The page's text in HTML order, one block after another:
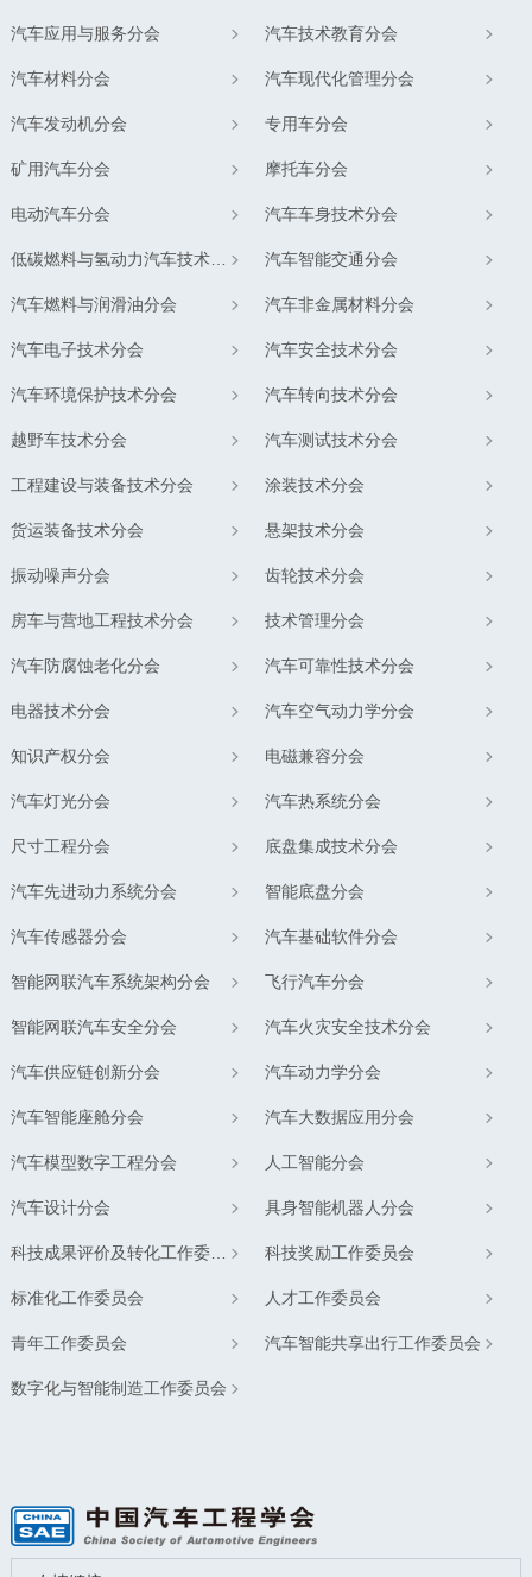
汽车应用与服务分会 汽车技术教育分会
汽车材料分会 汽车现代化管理分会
汽车发动机分会 专用车分会
矿用汽车分会 摩托车分会
电动汽车分会 汽车车身技术分会
低碳燃料与氢动力汽车技术分会 汽车智能交通分会
汽车燃料与润滑油分会 汽车非金属材料分会
汽车电子技术分会 汽车安全技术分会
汽车环境保护技术分会 汽车转向技术分会
越野车技术分会 汽车测试技术分会
工程建设与装备技术分会 涂装技术分会
货运装备技术分会 悬架技术分会
振动噪声分会 齿轮技术分会
房车与营地工程技术分会 技术管理分会
汽车防腐蚀老化分会 汽车可靠性技术分会
电器技术分会 汽车空气动力学分会
知识产权分会 电磁兼容分会
汽车灯光分会 汽车热系统分会
尺寸工程分会 底盘集成技术分会
汽车先进动力系统分会 智能底盘分会
汽车传感器分会 汽车基础软件分会
智能网联汽车系统架构分会 飞行汽车分会
智能网联汽车安全分会 汽车火灾安全技术分会
汽车供应链创新分会 汽车动力学分会
汽车智能座舱分会 汽车大数据应用分会
汽车模型数字工程分会 人工智能分会
汽车设计分会 具身智能机器人分会
科技成果评价及转化工作委员会 科技奖励工作委员会
标准化工作委员会 人才工作委员会
青年工作委员会 汽车智能共享出行工作委员会
数字化与智能制造工作委员会